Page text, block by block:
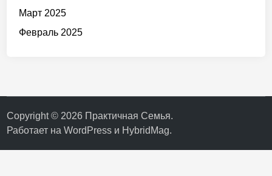
Март 2025
Февраль 2025
Copyright © 2026 Практичная Семья.
Работает наWordPress и HybridMag.